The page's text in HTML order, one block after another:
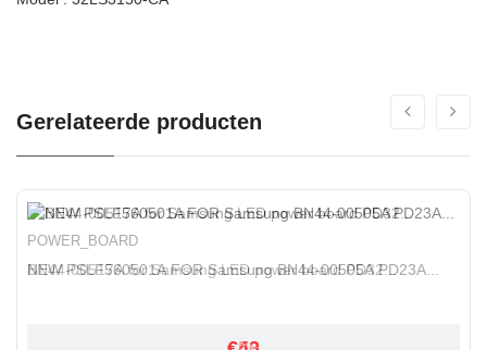
Gerelateerde producten
POWER_BOARD
BN44-00517A for Samsung LED power board PD32...
POWER_BOARD
NEW PSLF560501A FOR Samsung BN44-00505A PD23A...